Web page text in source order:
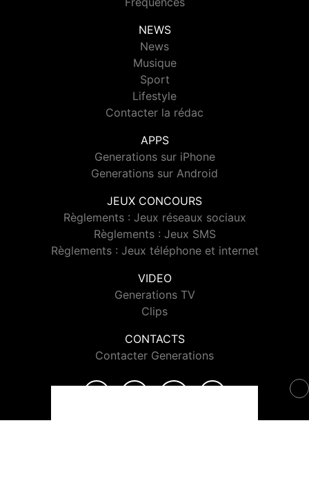
NEWS
News
Musique
Sport
Lifestyle
Contacter la rédac
APPS
Generations sur iPhone
Generations sur Android
JEUX CONCOURS
Règlements : Jeux réseaux sociaux
Règlements : Jeux SMS
Règlements : Jeux téléphone et internet
VIDEO
Generations TV
Clips
CONTACTS
Contacter Generations